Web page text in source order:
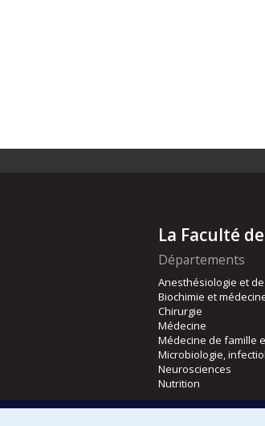
La Faculté
Départements
Anesthésiologie et
Biochimie et
Chirurgie
Médecine
Médecine de famille
Microbiologie,
Neurosciences
Nutrition